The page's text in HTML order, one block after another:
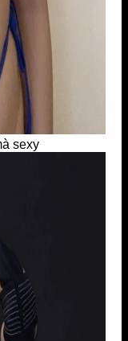
sexy